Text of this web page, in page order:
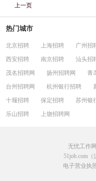
上一页
热门城市
北京招聘 上海招聘 广州招
西安招聘
南京招聘 汕头招
茂名招聘网
扬州招聘网 青
台州招聘网
杭州银行招聘
十堰招聘
保定招聘 苏州银
乐山招聘
上饶招聘网
无忧工作
51job.com（
电子营业执